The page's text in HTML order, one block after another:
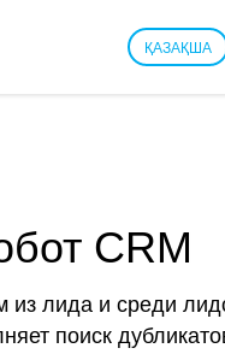
ҚАЗАҚША
CRM
из лида и среди
поиск